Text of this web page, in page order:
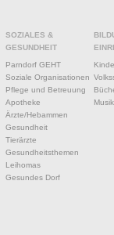
SOZIALES &
GESUNDHEIT
Parndorf GEHT
Soziale Organisationen
Pflege und Betreuung
Apotheke
Ärzte/Hebammen
Gesundheit
Tierärzte
Gesundheitsthemen
Leihomas
Gesundes Dorf